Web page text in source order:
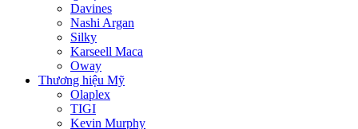
Davines
Nashi Argan
Silky
Karseell Maca
Oway
Thương hiệu Mỹ
Olaplex
TIGI
Kevin Murphy